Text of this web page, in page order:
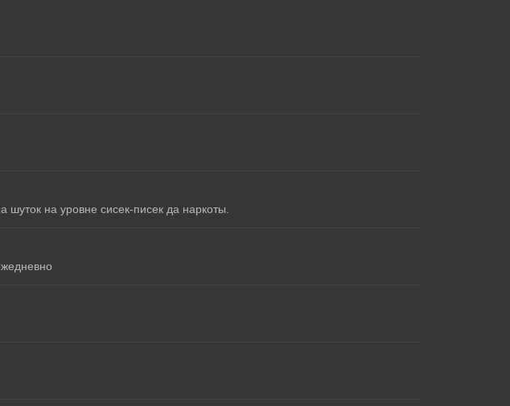
на уровне сисек-писек да наркоты.